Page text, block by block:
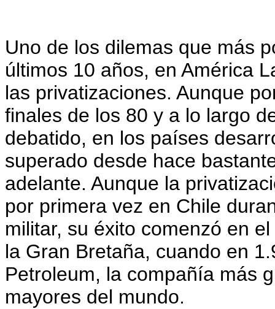
Uno de los dilemas que más
últimos 10 años, en América
las privatizaciones. Aunque
finales de los 80 y a lo largo
debatido, en los países
superado desde hace
adelante. Aunque la
por primera vez en Chile
militar, su éxito comenzó en
la Gran Bretaña, cuando en
Petroleum, la compañía más
mayores del mundo.